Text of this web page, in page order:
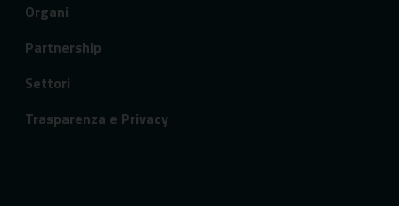
Organi
Partnership
Settori
Trasparenza e Privacy